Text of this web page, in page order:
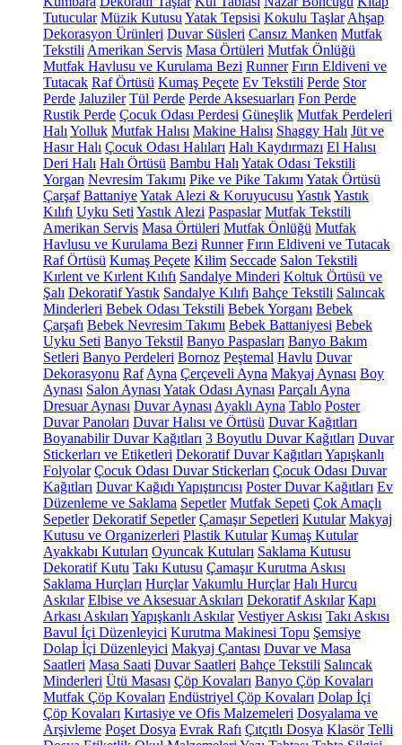
Tutucular Müzik Kutusu Yatak Tepsisi Kokulu Taşlar Ahşap
Dekorasyon Ürünleri Duvar Süsleri Cansız Manken Mutfak
Tekstili Amerikan Servis Masa Örtüleri Mutfak Önlüğü
Mutfak Havlusu ve Kurulama Bezi Runner Fırın Eldiveni ve
Tutacak Raf Örtüsü Kumaş Peçete Ev Tekstili Perde Stor
Perde Jaluziler Tül Perde Perde Aksesuarları Fon Perde
Rustik Perde Çocuk Odası Perdesi Güneşlik Mutfak Perdeleri
Halı Yolluk Mutfak Halısı Makine Halısı Shaggy Halı Jüt ve
Hasır Halı Çocuk Odası Halıları Halı Kaydırmazı El Halısı
Deri Halı Halı Örtüsü Bambu Halı Yatak Odası Tekstili
Yorgan Nevresim Takımı Pike ve Pike Takımı Yatak Örtüsü
Çarşaf BattaniyeYatak Alezi & Koruyucusu YastıkYastık
Kılıfı Uyku Seti Yastık Alezi Paspaslar Mutfak Tekstili
Amerikan Servis Masa Örtüleri Mutfak Önlüğü Mutfak
Havlusu ve Kurulama Bezi Runner Fırın Eldiveni ve Tutacak
Raf Örtüsü Kumaş Peçete Kilim Seccade Salon Tekstili
Kırlent ve Kırlent Kılıfı Sandalye Minderi Koltuk Örtüsü ve
Şalı Dekoratif Yastık Sandalye Kılıfı Bahçe Tekstili Salıncak
Minderleri Bebek Odası Tekstili Bebek Yorganı Bebek
Çarşafı Bebek Nevresim Takımı Bebek Battaniyesi Bebek
Uyku Seti Banyo Tekstil Banyo Paspasları Banyo Bakım
Setleri Banyo Perdeleri Bornoz Peştemal Havlu Duvar
Dekorasyonu Raf Ayna Çerçeveli Ayna Makyaj Aynası Boy
Aynası Salon Aynası Yatak Odası Aynası Parçalı Ayna
Dresuar Aynası Duvar Aynası Ayaklı Ayna Tablo Poster
Duvar Panoları Duvar Halısı ve Örtüsü Duvar Kağıtları
Boyanabilir Duvar Kağıtları 3 Boyutlu Duvar Kağıtları Duvar
Stickerları ve Etiketleri Dekoratif Duvar Kağıtları Yapışkanlı
Folyolar Çocuk Odası Duvar Stickerları Çocuk Odası Duvar
Kağıtları Duvar Kağıdı Yapıştırıcısı Poster Duvar Kağıtları Ev
Düzenleme ve Saklama Sepetler Mutfak Sepeti Çok Amaçlı
Sepetler Dekoratif Sepetler Çamaşır Sepetleri Kutular Makyaj
Kutusu ve Organizerleri Plastik Kutular Kumaş Kutular
Ayakkabı Kutuları Oyuncak Kutuları Saklama Kutusu
Dekoratif Kutu Takı Kutusu Çamaşır Kurutma Askısı
Saklama Hurçları Hurçlar Vakumlu Hurçlar Halı Hurcu
Askılar Elbise ve Aksesuar Askıları Dekoratif Askılar Kapı
Arkası Askıları Yapışkanlı Askılar Vestiyer Askısı Takı Askısı
Bavul İçi Düzenleyici Kurutma Makinesi Topu Şemsiye
Dolap İçi Düzenleyici Makyaj Çantası Duvar ve Masa
Saatleri Masa Saati Duvar Saatleri Bahçe Tekstili Salıncak
Minderleri Ütü Masası Çöp Kovaları Banyo Çöp Kovaları
Mutfak Çöp Kovaları Endüstriyel Çöp Kovaları Dolap İçi
Çöp Kovaları Kırtasiye ve Ofis Malzemeleri Dosyalama ve
Arşivleme Poşet Dosya Evrak Rafı Çıtçıtlı Dosya Klasör Telli